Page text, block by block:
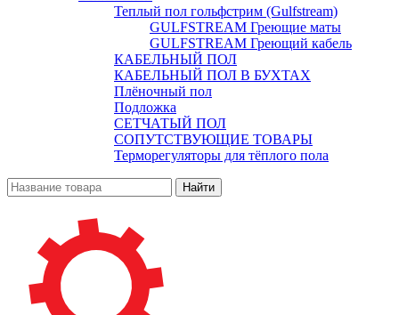
Теплый пол гольфстрим (Gulfstream)
GULFSTREAM Греющие маты
GULFSTREAM Греющий кабель
КАБЕЛЬНЫЙ ПОЛ
КАБЕЛЬНЫЙ ПОЛ В БУХТАХ
Плёночный пол
Подложка
СЕТЧАТЫЙ ПОЛ
СОПУТСТВУЮЩИЕ ТОВАРЫ
Терморегуляторы для тёплого пола
Найти